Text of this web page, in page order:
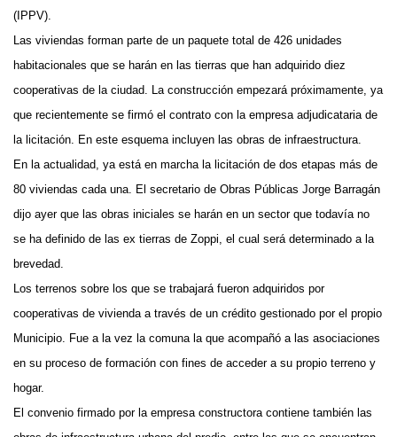
(IPPV).
Las viviendas forman parte de un paquete total de 426 unidades
habitacionales que se harán en las tierras que han adquirido diez
cooperativas de la ciudad. La construcción empezará próximamente, ya
que recientemente se firmó el contrato con la empresa adjudicataria de
la licitación. En este esquema incluyen las obras de infraestructura.
En la actualidad, ya está en marcha la licitación de dos etapas más de
80 viviendas cada una. El secretario de Obras Públicas Jorge Barragán
dijo ayer que las obras iniciales se harán en un sector que todavía no
se ha definido de las ex tierras de Zoppi, el cual será determinado a la
brevedad.
Los terrenos sobre los que se trabajará fueron adquiridos por
cooperativas de vivienda a través de un crédito gestionado por el propio
Municipio. Fue a la vez la comuna la que acompañó a las asociaciones
en su proceso de formación con fines de acceder a su propio terreno y
hogar.
El convenio firmado por la empresa constructora contiene también las